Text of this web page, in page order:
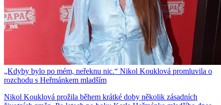
„Kdyby bylo po mém, neřeknu nic.“ Nikol Kouklová promluvila o
rozchodu s Heřmánkem mladším
Nikol Kouklová prožila během krátké doby několik zásadních